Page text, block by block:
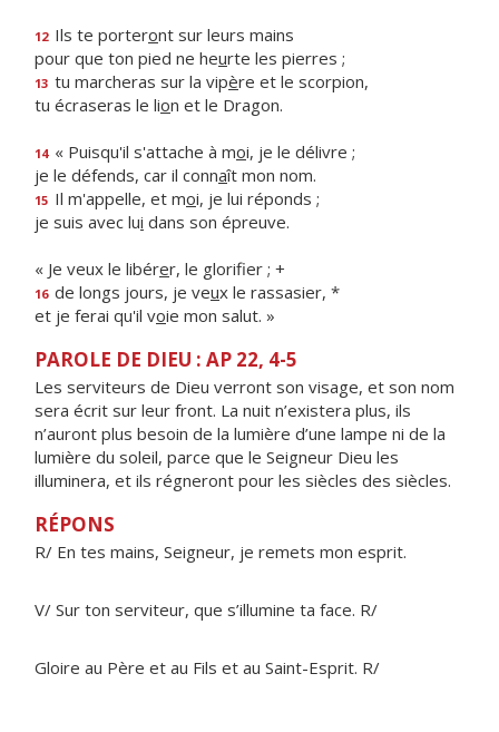
12 Ils te porteront sur leurs mains
pour que ton pied ne heurte les pierres ;
13 tu marcheras sur la vipère et le scorpion,
tu écraseras le lion et le Dragon.
14 « Puisqu'il s'attache à moi, je le délivre ;
je le défends, car il connaît mon nom.
15 Il m'appelle, et moi, je lui réponds ;
je suis avec lui dans son épreuve.
« Je veux le libérer, le glorifier ; +
16 de longs jours, je veux le rassasier, *
et je ferai qu'il voie mon salut. »
PAROLE DE DIEU : AP 22, 4-5
Les serviteurs de Dieu verront son visage, et son nom
sera écrit sur leur front. La nuit n’existera plus, ils
n’auront plus besoin de la lumière d’une lampe ni de la
lumière du soleil, parce que le Seigneur Dieu les
illuminera, et ils régneront pour les siècles des siècles.
RÉPONS
R/ En tes mains, Seigneur, je remets mon esprit.
V/ Sur ton serviteur, que s’illumine ta face. R/
Gloire au Père et au Fils et au Saint-Esprit. R/